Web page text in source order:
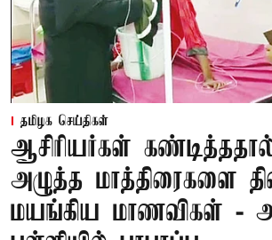
தமிழக செய்திகள்
ஆசிரியர்கள்
அழுத்த மாத்திரைகளை
மயங்கிய மாணவிகள் -